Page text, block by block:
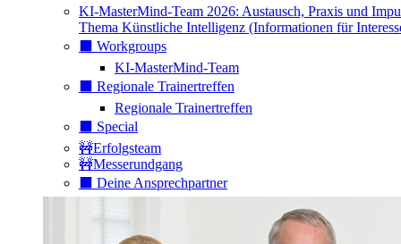
KI-MasterMind-Team 2026: Austausch, Praxis und
Thema Künstliche Intelligenz (Informationen für
⬛️ Workgroups
KI-MasterMind-Team
⬛️ Regionale Trainertreffen
Regionale Trainertreffen
⬛️ Special
🚧Erfolgsteam
🚧Messerundgang
⬛️ Deine Ansprechpartner